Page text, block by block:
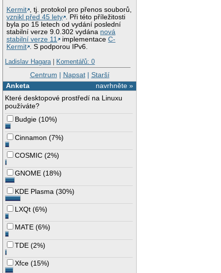
Kermit , tj. protokol pro přenos souborů,
vznikl před 45 lety . Při této příležitosti
byla po 15 letech od vydání poslední
stabilní verze 9.0.302 vydána nová
stabilní verze 11
implementaceC-
Kermit . S podporou IPv6.
Ladislav Hagara| Komentářů: 0
Centrum | Napsat| Starší
navrhněte »
Anketa
Které desktopové prostředí na Linuxu
používáte?
Budgie (10%)
Cinnamon (7%)
COSMIC (2%)
GNOME (18%)
KDE Plasma (30%)
LXQt (6%)
MATE (6%)
TDE (2%)
Xfce (15%)